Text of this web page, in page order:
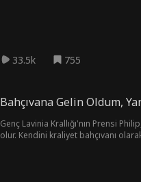
33.5k 755
Bahçıvana Gelin Oldum,
Genç Lavinia Krallığı'nın Prensi
olur. Kendini kraliyet bahçıvanı